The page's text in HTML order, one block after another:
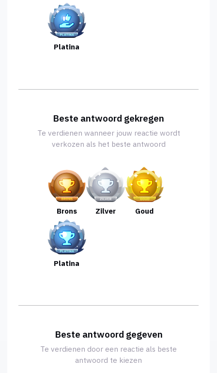
Platina
Beste antwoord gekregen
Te verdienen wanneer jouw reactie wordt
verkozen als het beste antwoord
Brons Zilver Goud
Platina
Beste antwoord gegeven
Te verdienen door een reactie als beste
antwoord te kiezen